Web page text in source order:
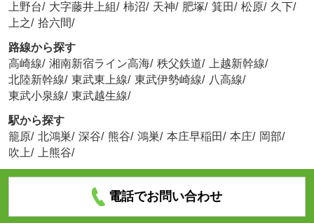
上野台/ 大字藤井上組/ 柿沼/ 天神/ 肥塚/ 箕田/ 松原/ 久下/
上之/ 拾六間/
路線から探す
高崎線/ 湘南新宿ライン高海/ 秩父鉄道/ 上越新幹線/
北陸新幹線/ 東武東上線/ 東武伊勢崎線/ 八高線/
東武小泉線/ 東武越生線/
駅から探す
籠原/ 北鴻巣/ 深谷/ 熊谷/ 鴻巣/ 本庄早稲田/ 本庄/ 岡部/
吹上/ 上熊谷/
電話でお問い合わせ